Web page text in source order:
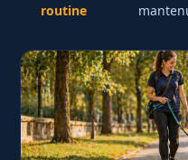
routine